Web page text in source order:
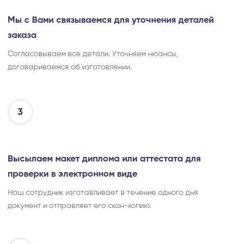
Мы с Вами связываемся для уточнения деталей
заказа
Согласовываем все детали. Уточняем нюансы,
договариваемся об изготовлении.
3
Высылаем макет диплома или аттестата для
проверки в электронном виде
Наш сотрудник изготавливает в течение одного дня
документ и отправляет его скан-копию.